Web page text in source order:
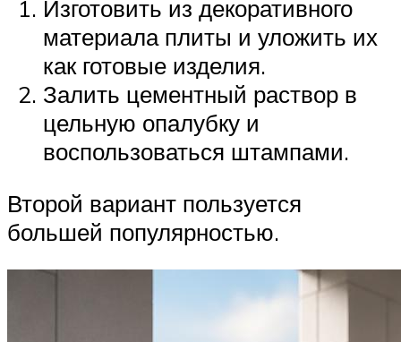
Изготовить из декоративного
материала плиты и уложить их
как готовые изделия.
Залить цементный раствор в
цельную опалубку и
воспользоваться штампами.
Второй вариант пользуется
большей популярностью.